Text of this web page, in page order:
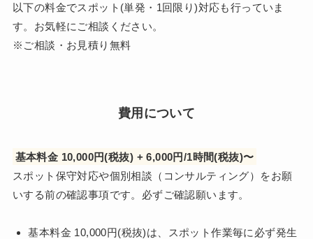
以下の料金でスポット(単発・1回限り)対応も行っていま
す。お気軽にご相談ください。
※ご相談・お見積り無料
費用について
基本料金 10,000円(税抜) + 6,000円/1時間(税抜)〜
スポット保守対応や個別相談（コンサルティング）をお願
いする前の確認事項です。必ずご確認願います。
基本料金 10,000円(税抜)は、スポット作業毎に必ず発生